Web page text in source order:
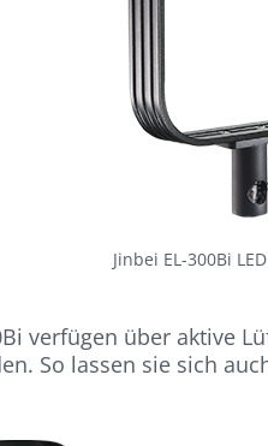
Jinbei EL-300Bi
verfügen über aktive
So lassen sie sich